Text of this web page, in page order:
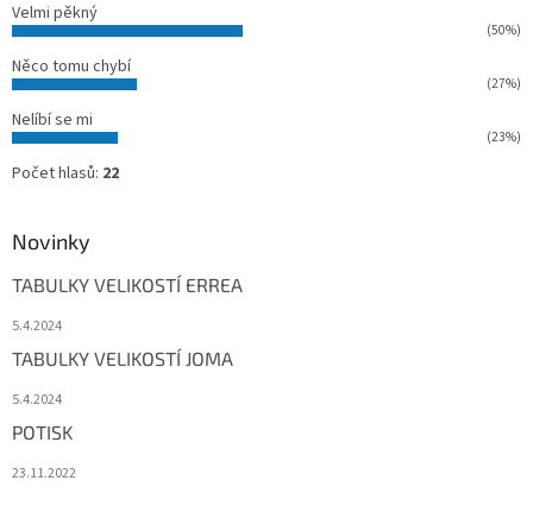
Velmi pěkný
(50%)
Něco tomu chybí
(27%)
Nelíbí se mi
(23%)
Počet hlasů: 22
Novinky
TABULKY VELIKOSTÍ ERREA
5.4.2024
TABULKY VELIKOSTÍ JOMA
5.4.2024
POTISK
23.11.2022